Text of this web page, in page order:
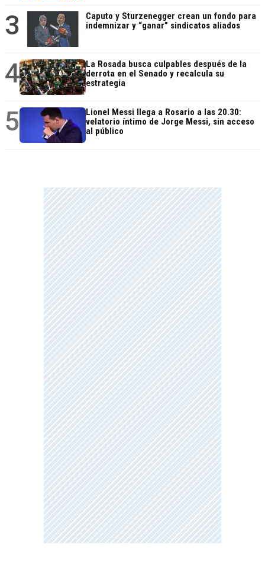
3
Caputo y Sturzenegger crean un fondo para
indemnizar y “ganar” sindicatos aliados
4
La Rosada busca culpables después de la
derrota en el Senado y recalcula su
estrategia
5
Lionel Messi llega a Rosario a las 20.30:
velatorio íntimo de Jorge Messi, sin acceso
al público